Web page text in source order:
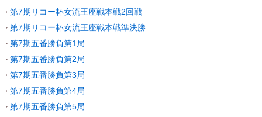
第7期リコー杯女流王座戦本戦2回戦
第7期リコー杯女流王座戦本戦準決勝
第7期五番勝負第1局
第7期五番勝負第2局
第7期五番勝負第3局
第7期五番勝負第4局
第7期五番勝負第5局